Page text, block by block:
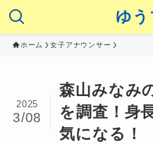
ゆ
ホーム 女子アナウンサー
森山みなみ
を調査！身
気になる！
2025
3/08